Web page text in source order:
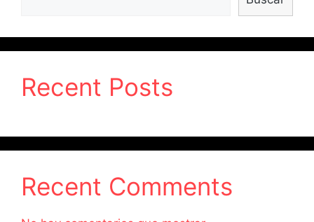
Recent Posts
Recent Comments